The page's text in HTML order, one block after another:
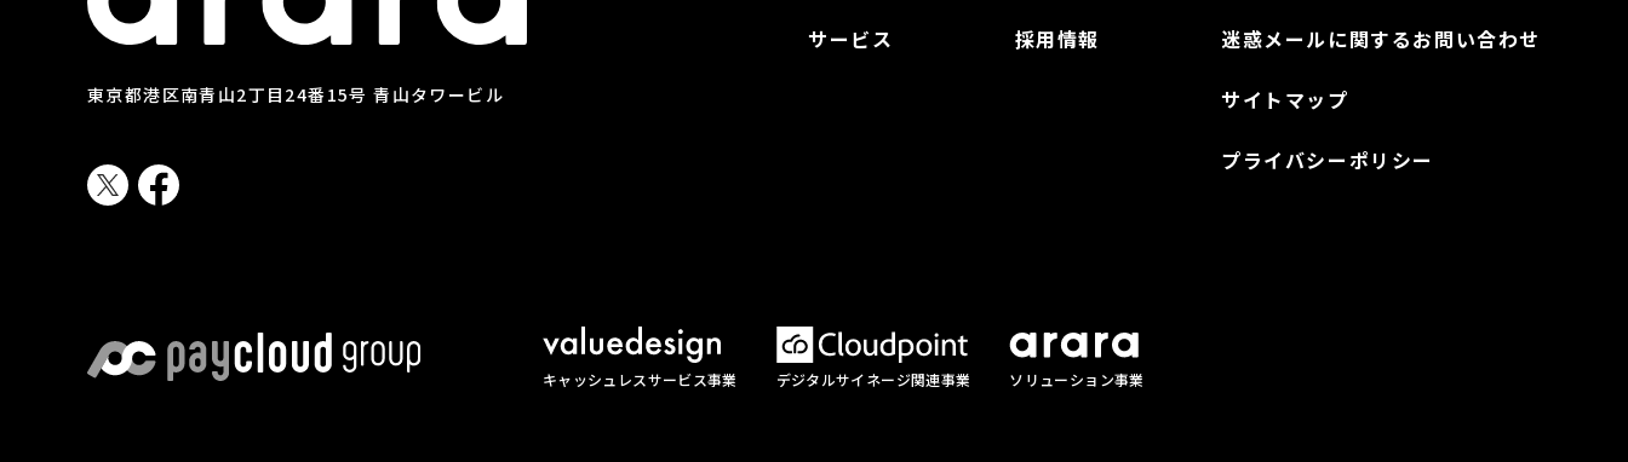
東京都港区南青山2丁目24番15号 青山タワービル
サービス 採用情報 迷惑メールに関するお問い合わせ
サイトマップ
プライバシーポリシー
キャッシュレスサービス事業 デジタルサイネージ関連事業 ソリューション事業